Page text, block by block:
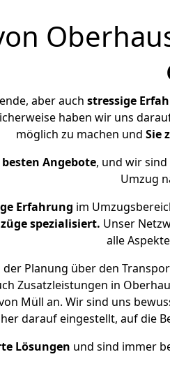
aber auch stressige
haben wir uns
möglich zu machen und Sie
Angebote, und wir
Umzug
Erfahrung im
spezialisiert. Unser
alle
der Planung über den
Zusatzleistungen in
Müll an. Wir sind uns
darauf eingestellt, auf die
Lösungen und sind immer